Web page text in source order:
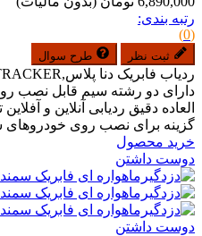
رتبه بندی:
(0)
ثبت نظر طرح سوال
دارای دو رشته سیم قابل نصب
العاده دقیق ردیابی آنلاین و
گزینه برای نصب روی خودروهای
خرید محصول
دوست داشتن
دوست داشتن